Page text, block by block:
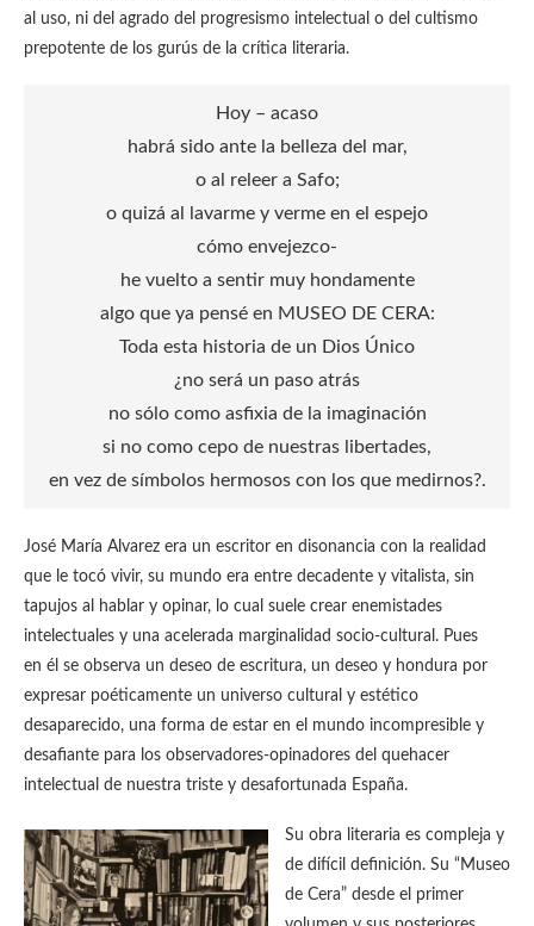
al uso, ni del agrado del progresismo intelectual o del cultismo
prepotente de los gurús de la crítica literaria.
Hoy – acaso
habrá sido ante la belleza del mar,
o al releer a Safo;
o quizá al lavarme y verme en el espejo
cómo envejezco-
he vuelto a sentir muy hondamente
algo que ya pensé en MUSEO DE CERA:
Toda esta historia de un Dios Único
¿no será un paso atrás
no sólo como asfixia de la imaginación
si no como cepo de nuestras libertades,
en vez de símbolos hermosos con los que medirnos?.
José María Alvarez era un escritor en disonancia con la realidad
que le tocó vivir, su mundo era entre decadente y vitalista, sin
tapujos al hablar y opinar, lo cual suele crear enemistades
intelectuales y una acelerada marginalidad socio-cultural. Pues
en él se observa un deseo de escritura, un deseo y hondura por
expresar poéticamente un universo cultural y estético
desaparecido, una forma de estar en el mundo incompresible y
desafiante para los observadores-opinadores del quehacer
intelectual de nuestra triste y desafortunada España.
Su obra literaria es compleja y
de difícil definición. Su “Museo
de Cera” desde el primer